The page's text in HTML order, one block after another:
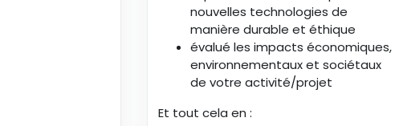
nouvelles technologies de
manière durable et éthique
évalué les impacts économiques,
environnementaux et sociétaux
de votre activité/projet
Et tout cela en :